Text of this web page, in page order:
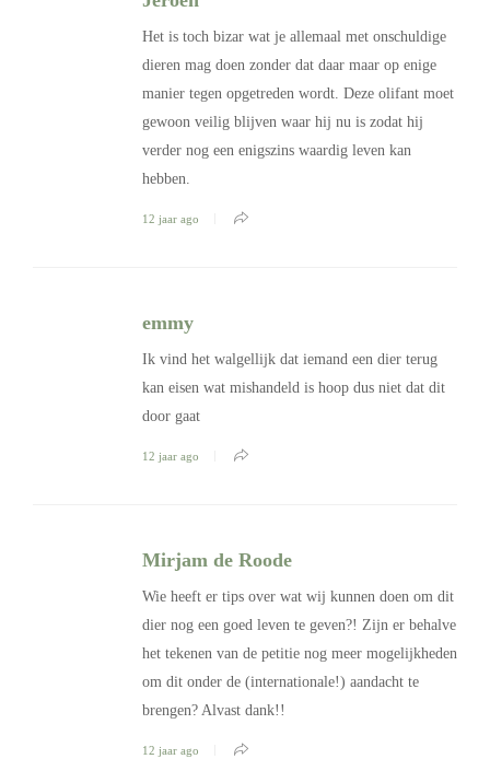
Het is toch bizar wat je allemaal met onschuldige
dieren mag doen zonder dat daar maar op enige
manier tegen opgetreden wordt. Deze olifant moet
gewoon veilig blijven waar hij nu is zodat hij
verder nog een enigszins waardig leven kan
hebben.
12 jaar ago
emmy
Ik vind het walgellijk dat iemand een dier terug
kan eisen wat mishandeld is hoop dus niet dat dit
door gaat
12 jaar ago
Mirjam de Roode
Wie heeft er tips over wat wij kunnen doen om dit
dier nog een goed leven te geven?! Zijn er behalve
het tekenen van de petitie nog meer mogelijkheden
om dit onder de (internationale!) aandacht te
brengen? Alvast dank!!
12 jaar ago